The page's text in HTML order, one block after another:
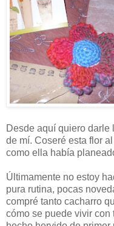
Desde aquí quiero
de mí. Coseré esta flor
como ella había
Últimamente no estoy
pura rutina, pocas
compré tanto cacharro
cómo se puede vivir con